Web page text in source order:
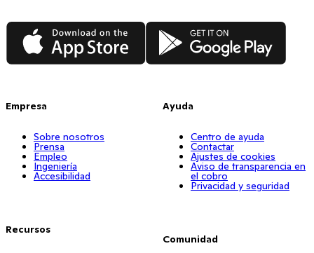
App Store Google Play
Empresa
Sobre nosotros
Prensa
Empleo
Ingeniería
Accesibilidad
Recursos
Ayuda
Centro de ayuda
Contactar
Ajustes de cookies
Aviso de transparencia en
el cobro
Privacidad y seguridad
Comunidad